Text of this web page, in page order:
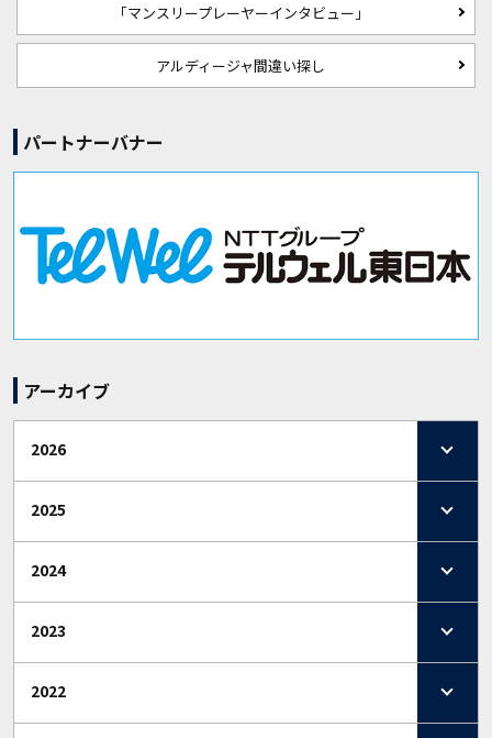
「マンスリープレーヤーインタビュー」
アルディージャ間違い探し
パートナーバナー
アーカイブ
2026
2025
2024
2023
2022